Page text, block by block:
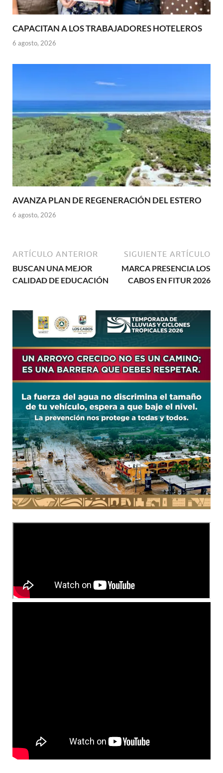
CAPACITAN A LOS TRABAJADORES HOTELEROS
6 agosto, 2026
AVANZA PLAN DE REGENERACIÓN DEL ESTERO
6 agosto, 2026
ARTÍCULO ANTERIOR
BUSCAN UNA MEJOR
CALIDAD DE EDUCACIÓN
SIGUIENTE ARTÍCULO
MARCA PRESENCIA LOS
CABOS EN FITUR 2026